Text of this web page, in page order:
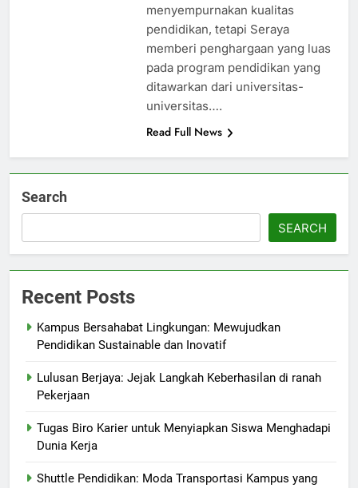
menyempurnakan kualitas
pendidikan, tetapi Seraya
memberi penghargaan yang luas
pada program pendidikan yang
ditawarkan dari universitas-
universitas….
Read Full News
Search
SEARCH
Recent Posts
Kampus Bersahabat Lingkungan: Mewujudkan
Pendidikan Sustainable dan Inovatif
Lulusan Berjaya: Jejak Langkah Keberhasilan di ranah
Pekerjaan
Tugas Biro Karier untuk Menyiapkan Siswa Menghadapi
Dunia Kerja
Shuttle Pendidikan: Moda Transportasi Kampus yang